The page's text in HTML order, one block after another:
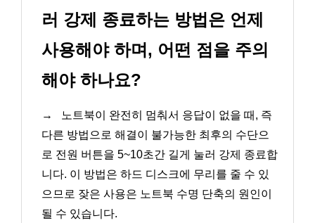
러 강제 종료하는 방법은 언제
사용해야 하며, 어떤 점을 주의
해야 하나요?
→
노트북이 완전히 멈춰서 응답이 없을 때, 즉
다른 방법으로 해결이 불가능한 최후의 수단으
로 전원 버튼을 5~10초간 길게 눌러 강제 종료합
니다. 이 방법은 하드 디스크에 무리를 줄 수 있
으므로 잦은 사용은 노트북 수명 단축의 원인이
될 수 있습니다.